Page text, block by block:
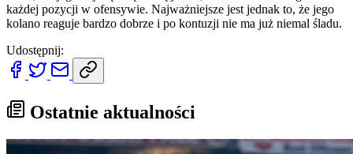
każdej pozycji w ofensywie. Najważniejsze jest jednak to, że jego
kolano reaguje bardzo dobrze i po kontuzji nie ma już niemal śladu.
Udostępnij:
Ostatnie aktualności